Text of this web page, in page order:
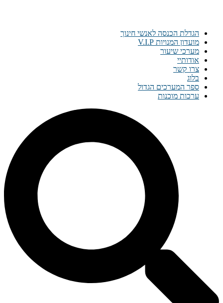
הגדלת הכנסה לאנשי חינוך
מועדון המנויות V.I.P
מערכי שיעור
אודותיי
צרו קשר
בלוג
ספר המערכים הגדול
ערכות מוכנות